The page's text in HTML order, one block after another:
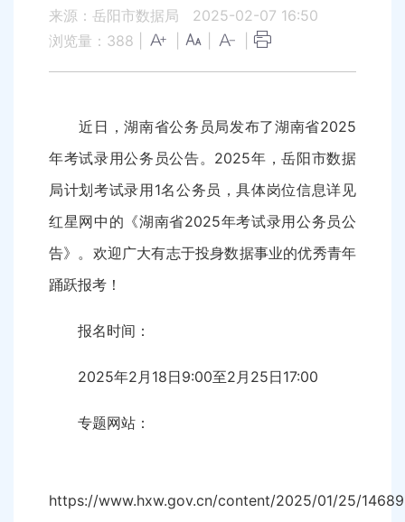
来源：岳阳市数据局
2025-02-07 16:50
浏览量： 388
近日，湖南省公务员局发布了湖南省2025
年考试录用公务员公告。2025年，岳阳市数据
局计划考试录用1名公务员，具体岗位信息详见
红星网中的《湖南省2025年考试录用公务员公
告》。欢迎广大有志于投身数据事业的优秀青年
踊跃报考！
报名时间：
2025年2月18日9:00至2月25日17:00
专题网站：
https://www.hxw.gov.cn/content/2025/01/25/